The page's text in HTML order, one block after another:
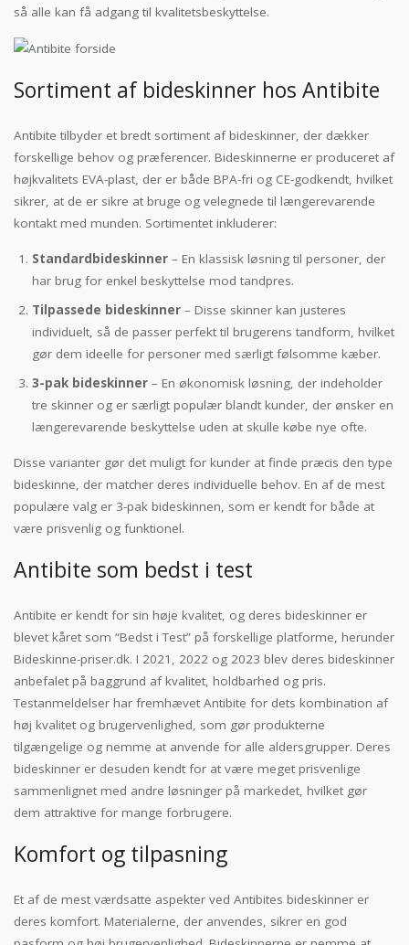
så alle kan få adgang til kvalitetsbeskyttelse.
Sortiment af bideskinner hos Antibite
Antibite tilbyder et bredt sortiment af bideskinner, der dækker
forskellige behov og præferencer. Bideskinnerne er produceret af
højkvalitets EVA-plast, der er både BPA-fri og CE-godkendt, hvilket
sikrer, at de er sikre at bruge og velegnede til længerevarende
kontakt med munden. Sortimentet inkluderer:
Standardbideskinner – En klassisk løsning til personer, der
har brug for enkel beskyttelse mod tandpres.
Tilpassede bideskinner – Disse skinner kan justeres
individuelt, så de passer perfekt til brugerens tandform, hvilket
gør dem ideelle for personer med særligt følsomme kæber.
3-pak bideskinner – En økonomisk løsning, der indeholder
tre skinner og er særligt populær blandt kunder, der ønsker en
længerevarende beskyttelse uden at skulle købe nye ofte.
Disse varianter gør det muligt for kunder at finde præcis den type
bideskinne, der matcher deres individuelle behov. En af de mest
populære valg er 3-pak bideskinnen, som er kendt for både at
være prisvenlig og funktionel.
Antibite som bedst i test
Antibite er kendt for sin høje kvalitet, og deres bideskinner er
blevet kåret som “Bedst i Test” på forskellige platforme, herunder
Bideskinne-priser.dk. I 2021, 2022 og 2023 blev deres bideskinner
anbefalet på baggrund af kvalitet, holdbarhed og pris.
Testanmeldelser har fremhævet Antibite for dets kombination af
høj kvalitet og brugervenlighed, som gør produkterne
tilgængelige og nemme at anvende for alle aldersgrupper. Deres
bideskinner er desuden kendt for at være meget prisvenlige
sammenlignet med andre løsninger på markedet, hvilket gør
dem attraktive for mange forbrugere.
Komfort og tilpasning
Et af de mest værdsatte aspekter ved Antibites bideskinner er
deres komfort. Materialerne, der anvendes, sikrer en god